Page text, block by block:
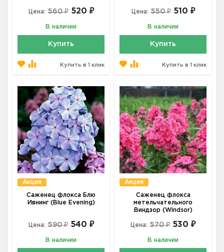
Цена: 560 ₽ 520 ₽
В наличии
Купить
Купить в 1 клик
Цена: 550 ₽ 510 ₽
В наличии
Купить
Купить в 1 клик
Акция
Саженец флокса Блю
Ивнинг (Blue Evening)
Цена: 590 ₽ 540 ₽
В наличии
Акция
Саженец флокса
метельчательного
Виндзор (Windsor)
Цена: 570 ₽ 530 ₽
В наличии